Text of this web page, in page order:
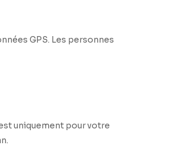
GPS. Les personnes
uniquement pour votre